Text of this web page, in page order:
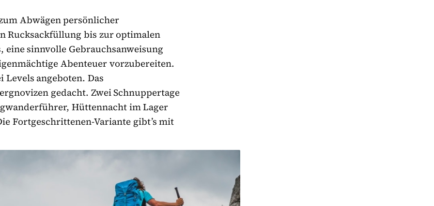
Abwägen persönlicher
Rucksackfüllung bis zur optimalen
sinnvolle Gebrauchsanweisung
Abenteuer vorzubereiten.
angeboten. Das
gedacht. Zwei Schnuppertage
Hüttennacht im Lager
Fortgeschrittenen-Variante gibt’s mit